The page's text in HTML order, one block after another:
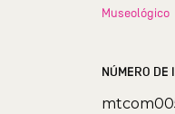
Museológico
NÚMERO DE